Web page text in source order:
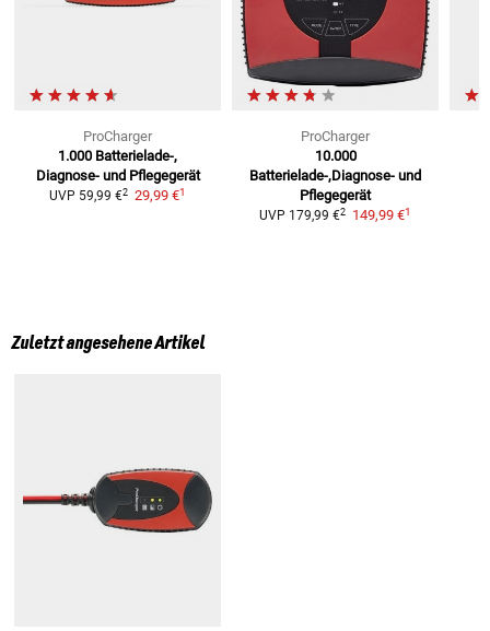
ProCharger
1.000 Batterielade-,
Diagnose- und Pflegegerät
UVP 59,99 €2 29,99 €1
ProCharger
10.000
Batterielade-,Diagnose- und
Pflegegerät
UVP 179,99 €2 149,99 €1
Zuletzt angesehene Artikel